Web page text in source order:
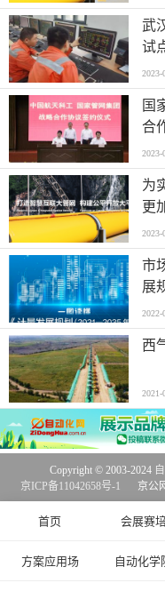
能
武
试
能
2023-
国
合
数
2023-
为
更
输
2023-
市
展
发
2022-
西
2021-
首页 会展赛
方案应用场 自动化学
Copyright © 2003-2024
京ICP备11042658号-1
京公